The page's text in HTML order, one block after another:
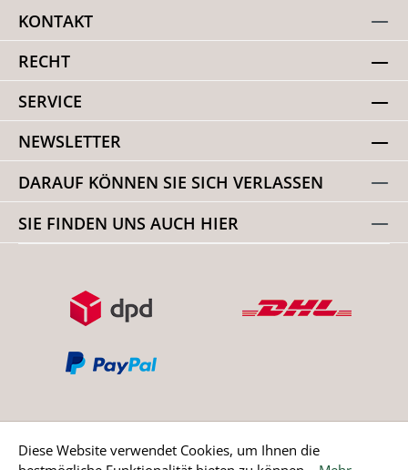
KONTAKT
RECHT
SERVICE
NEWSLETTER
DARAUF KÖNNEN SIE SICH VERLASSEN
SIE FINDEN UNS AUCH HIER
Diese Website verwendet Cookies, um Ihnen die